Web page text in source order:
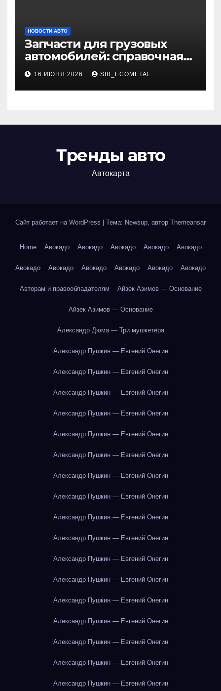
НОВОСТИ АВТО
Запчасти для грузовых
автомобилей: справочная
база по корейским и
японским моделям
16 ИЮНЯ 2026 SIB_ECOMETAL
Тренды авто
Автокарта
Сайт работает на WordPress Тема: Newsup, автор Themeansar
Home Авокадо Авокадо Авокадо Авокадо Авокадо
Авокадо Авокадо Авокадо Авокадо Авокадо Авокадо
Авторам и правообладателям Айзек Азимов — Основание
Айзек Азимов — Основание
Александр Дюма — Три мушкетёра
Александр Пушкин — Евгений Онегин
Александр Пушкин — Евгений Онегин
Александр Пушкин — Евгений Онегин
Александр Пушкин — Евгений Онегин
Александр Пушкин — Евгений Онегин
Александр Пушкин — Евгений Онегин
Александр Пушкин — Евгений Онегин
Александр Пушкин — Евгений Онегин
Александр Пушкин — Евгений Онегин
Александр Пушкин — Евгений Онегин
Александр Пушкин — Евгений Онегин
Александр Пушкин — Евгений Онегин
Александр Пушкин — Евгений Онегин
Александр Пушкин — Евгений Онегин
Александр Пушкин — Евгений Онегин
Александр Пушкин — Евгений Онегин
Александр Пушкин — Евгений Онегин